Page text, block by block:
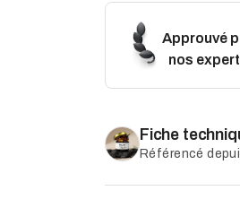
Approuvé
nos
Fiche
Référencé